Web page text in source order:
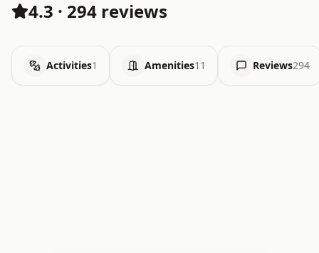
4.3 · 294 reviews
Activities1 Amenities11 Reviews294